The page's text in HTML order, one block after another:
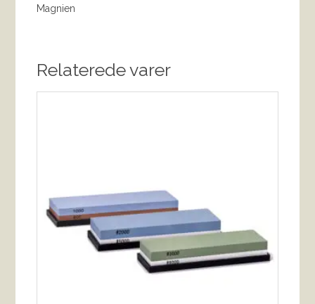
Magnien
Relaterede varer